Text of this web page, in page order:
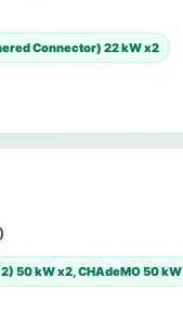
Connector) 22 kW x2
50 kW x2, CHAdeMO 50 kW